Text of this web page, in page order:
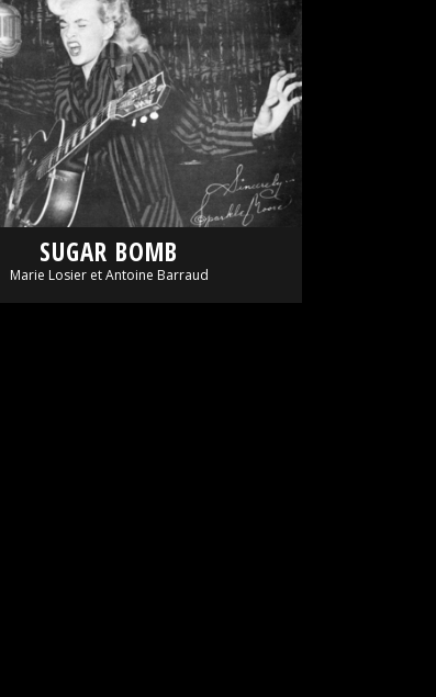
SUGAR BOMB
Marie Losier et Antoine Barraud